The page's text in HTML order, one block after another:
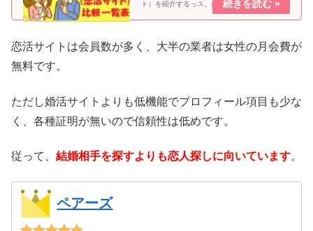
ト）を紹介するっス。かつ夫恋活サイトは女性
は利用料無料が多い様ですね。当ブログ管理人
は以下のマッチングアプリ（恋活サイト）全て
恋活サイトは会員数が多く、大半の業者は女性の月会費が
無料です。
ただし婚活サイトよりも低機能でプロフィール項目も少な
く、各種証明が無いので信頼性は低めです。
従って、 結婚相手を探すよりも恋人探しに向いています。
ペアーズ